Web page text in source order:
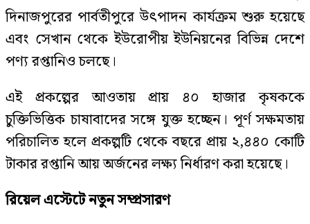
দিনাজপুরের পার্বতীপুরে উৎপাদন কার্যক্রম শুরু হয়েছে
এবং সেখান থেকে ইউরোপীয় ইউনিয়নের বিভিন্ন দেশে
পণ্য রপ্তানিও চলছে।
এই প্রকল্পের আওতায় প্রায় ৪০ হাজার কৃষককে
চুক্তিভিত্তিক চাষাবাদের সঙ্গে যুক্ত হচ্ছেন। পূর্ণ সক্ষমতায়
পরিচালিত হলে প্রকল্পটি থেকে বছরে প্রায় ২,৪৪০ কোটি
টাকার রপ্তানি আয় অর্জনের লক্ষ্য নির্ধারণ করা হয়েছে।
রিয়েল এস্টেটে নতুন সম্প্রসারণ